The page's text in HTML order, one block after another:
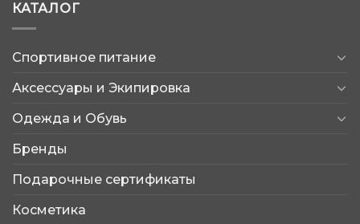
КАТАЛОГ
Спортивное питание
Аксессуары и Экипировка
Одежда и Обувь
Бренды
Подарочные сертификаты
Косметика